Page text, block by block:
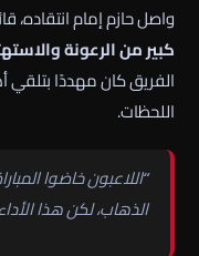
واصل حازم إمام انتقاده،
كبير من الرعونة
الفريق كان مهددًا
اللحظات.
“اللاعبون خاضوا
الذهاب، لكن هذا